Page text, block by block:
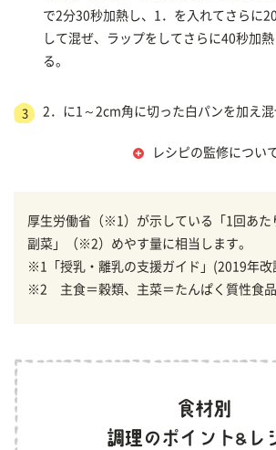
で2分30秒加熱し、1．を入れてさらに
して混ぜ、ラップをしてさらに40秒加
る。
3 2．に1～2cm角に切った白パンを加え混
レシピの監修につい
厚生労働省（※1）が示している「1回あた
副菜」（※2）めやす量に相当します。
※1「授乳・離乳の支援ガイド」(2019年改
※2 主食＝穀類、主菜＝たんぱく質性食